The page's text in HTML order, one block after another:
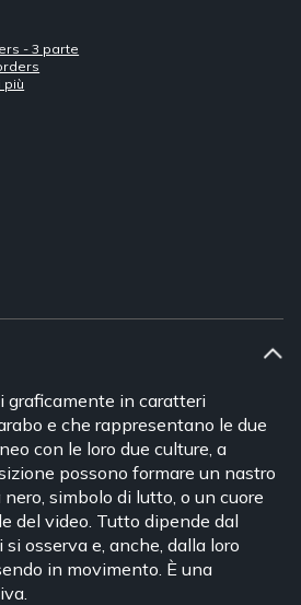
- 3 parte
più
graficamente in caratteri
e che rappresentano le due
con le loro due culture, a
possono formare un nastro
simbolo di lutto, o un cuore
del video. Tutto dipende dal
osserva e, anche, dalla loro
in movimento. È una